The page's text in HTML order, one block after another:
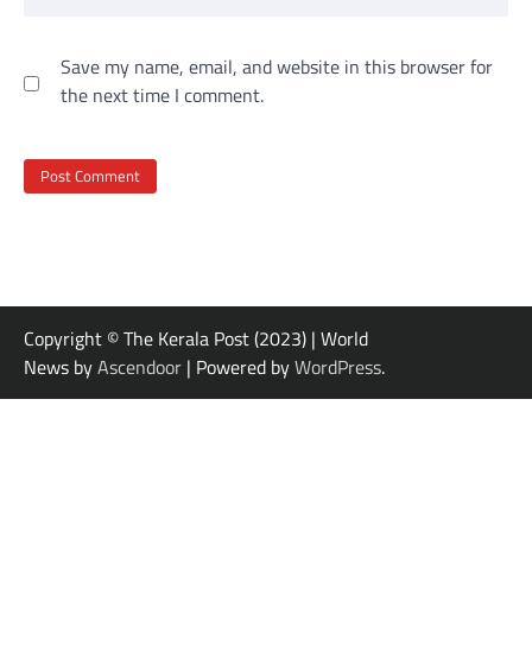
Save my name, email, and website in this browser for
the next time I comment.
Copyright © The Kerala Post (2023) | World
News byAscendoor | Powered byWordPress.